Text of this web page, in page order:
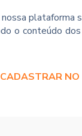
o conteúdo